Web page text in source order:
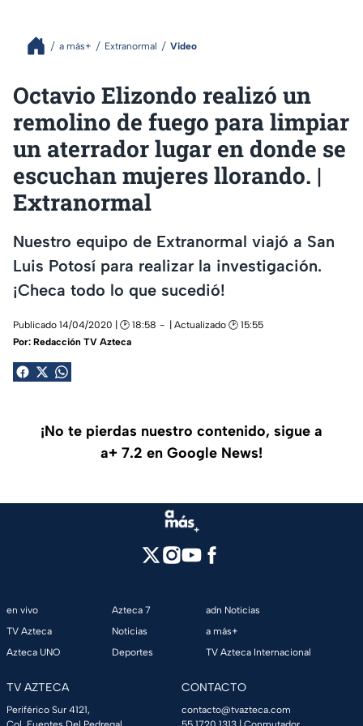
a más+ Extranormal Video
Octavio Elizondo realizó un
remolino de fuego para limpiar
un aterrador lugar en donde se
escuchan mujeres llorando. |
Extranormal
Nuestro equipo de Extranormal viajó a San
Luis Potosí para realizar la investigación.
¡Checa todo lo que sucedió!
Publicado 14/04/2020 | 🕑 18:58
| Actualizado 🕑 15:55
Por: Redacción TV Azteca
¡No te pierdas nuestro contenido, sigue a
a+ 7.2 en Google News!
en vivo
TV Azteca
Azteca UNO
Azteca 7
Noticias
Deportes
adn Noticias
a más+
TV Azteca Internacional
TV AZTECA
Periférico Sur 4121,
CONTACTO
contacto@tvazteca.com